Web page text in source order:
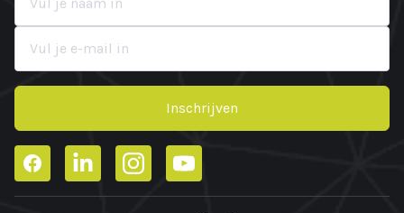
Inschrijven
FacebookLinkedInInstagramYouTube